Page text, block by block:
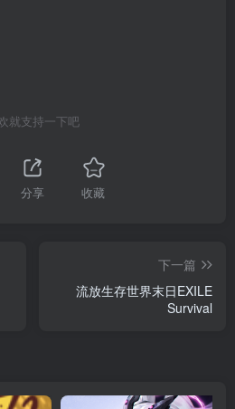
就支持一下吧
分享 收藏
下一篇
流放生存世界末日EXILE
Survival